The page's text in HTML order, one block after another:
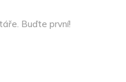
Buďte první!